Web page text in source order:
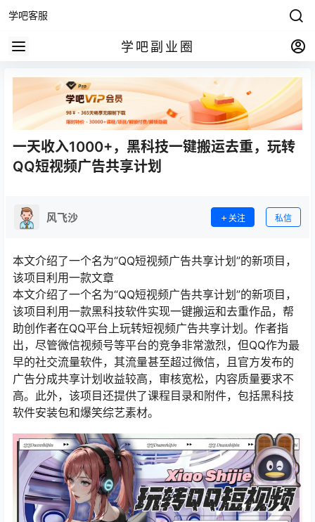
学吧客服
学吧副业圈
一天收入1000+，黑科技一键搬运去重，玩转
QQ短视频广告共享计划
风飞沙 关注 私信
本文介绍了一个名为“QQ短视频广告共享计划”的新项目，
该项目利用一款文章
本文介绍了一个名为“QQ短视频广告共享计划”的新项目，
该项目利用一款黑科技软件实现一键搬运和去重作品，帮
助创作者在QQ平台上玩转短视频广告共享计划。作者指
出，尽管微信视频号等平台的竞争非常激烈，但QQ作为最
早的社交流量软件，其流量甚至超过微信，且官方发布的
广告分成共享计划收益较高，审核宽松，内容质量要求不
高。此外，该项目还提供了课程目录和附件，包括黑科技
软件安装包和爆笑综艺素材。